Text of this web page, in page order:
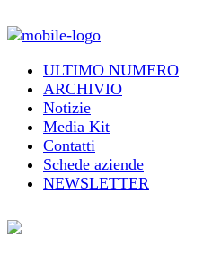
ULTIMO NUMERO
ARCHIVIO
Notizie
Media Kit
Contatti
Schede aziende
NEWSLETTER